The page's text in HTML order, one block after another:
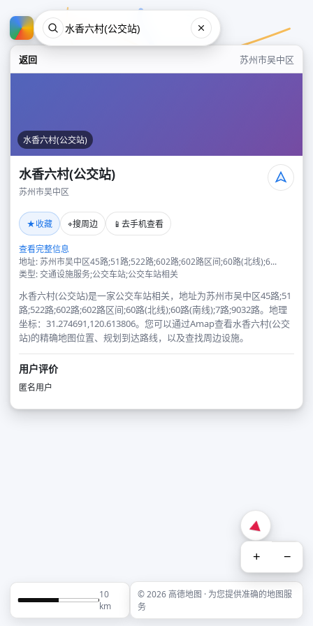
返回 苏州市吴中区
水香六村(公交站)
水香六村(公交站)
苏州市吴中区
★收藏 ⌖搜周边 📱 去手机查看
查看完整信息
地址: 苏州市吴中区45路;51路;522路;602路;602路区间;60路(北线);6...
类型: 交通设施服务;公交车站;公交车站相关
水香六村(公交站)是一家公交车站相关，地址为苏州市吴中区45路;51
路;522路;602路;602路区间;60路(北线);60路(南线);7路;9032路。地理
坐标：31.274691,120.613806。您可以通过Amap查看水香六村(公交
站)的精确地图位置、规划到达路线，以及查找周边设施。
用户评价
匿名用户
+ −
10
km
© 2026 高德地图 · 为您提供准确的地图服
务